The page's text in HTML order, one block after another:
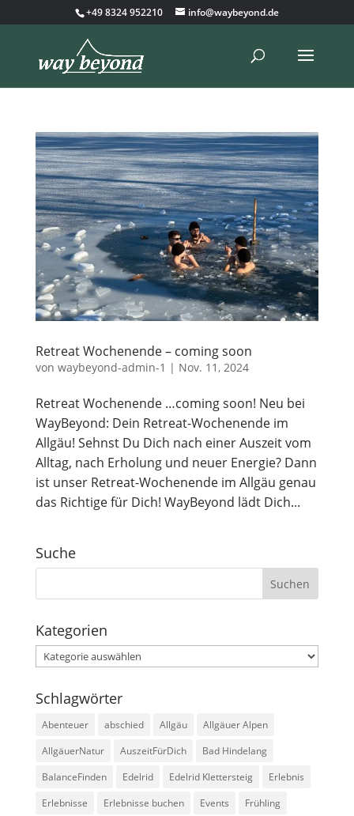
+49 8324 952210 info@waybeyond.de
Retreat Wochenende – coming soon
von waybeyond-admin-1 | Nov. 11, 2024
Retreat Wochenende …coming soon! Neu bei
WayBeyond: Dein Retreat-Wochenende im
Allgäu! Sehnst Du Dich nach einer Auszeit vom
Alltag, nach Erholung und neuer Energie? Dann
ist unser Retreat-Wochenende im Allgäu genau
das Richtige für Dich! WayBeyond lädt Dich...
Suche
Kategorien
Kategorien
Schlagwörter
Abenteuer abschied Allgäu
Allgäuer Alpen
AllgäuerNatur
AuszeitFürDich
Bad Hindelang
BalanceFinden
Edelrid Edelrid Klettersteig
Erlebnis
Erlebnisse
Erlebnisse buchen Events
Frühling